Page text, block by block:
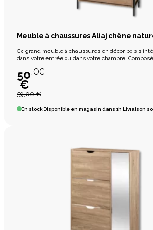
Meuble à chaussures Aliaj chêne
Ce grand meuble à chaussures en décor bois
dans votre entrée ou dans votre chambre.
50,00
€
59,00 €
En stockDisponible en magasin dans 1h Livraison